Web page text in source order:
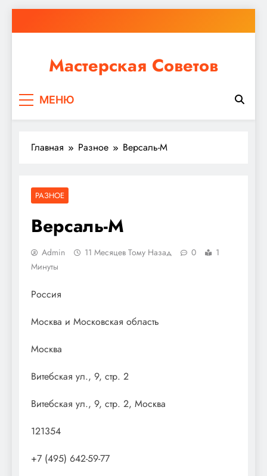
к
Мастерская Советов
ремонт или крупное строительство, в Мастерской
МЕНЮ
Главная Разное Версаль-М
РАЗНОЕ
Версаль-М
Admin 11 Месяцев Тому Назад 0
1
Минуты
Россия
Москва и Московская область
Москва
Витебская ул., 9, стр. 2
Витебская ул., 9, стр. 2, Москва
121354
+7 (495) 642-59-77